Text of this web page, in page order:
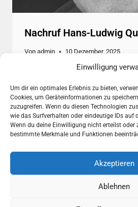
Einwilligung
Um dir ein optimales Erlebnis zu bieten,
Cookies, um Geräteinformationen zu
zuzugreifen. Wenn du diesen Technologien
wie das Surfverhalten oder eindeutige IDs auf
Wenn du deine Einwilligung nicht erteilst oder
bestimmte Merkmale und Funktionen
Akzeptieren
Ablehnen
Nachruf Hans-Ludwig
Von admin 10 Dezember, 2025
© 2026 Photographische
Datenschutz